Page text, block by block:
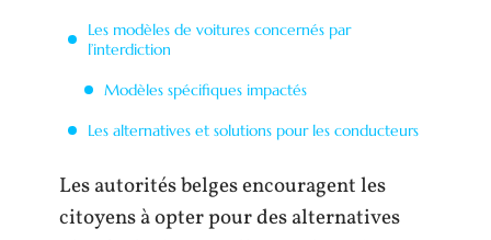
Les modèles de voitures concernés par
l’interdiction
Modèles spécifiques impactés
Les alternatives et solutions pour les conducteurs
Les autorités belges encouragent les
citoyens à opter pour des alternatives